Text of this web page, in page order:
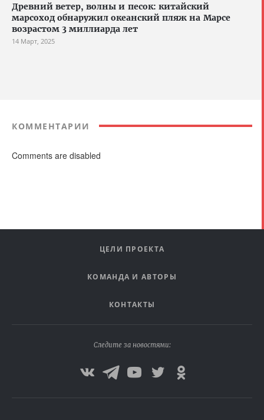
Древний ветер, волны и песок: китайский
марсоход обнаружил океанский пляж на Марсе
возрастом 3 миллиарда лет
14 Март, 2025
КОММЕНТАРИИ
Comments are disabled
ЦЕЛИ ПРОЕКТА
КОМАНДА И АВТОРЫ
КОНТАКТЫ
Следите за новостями: